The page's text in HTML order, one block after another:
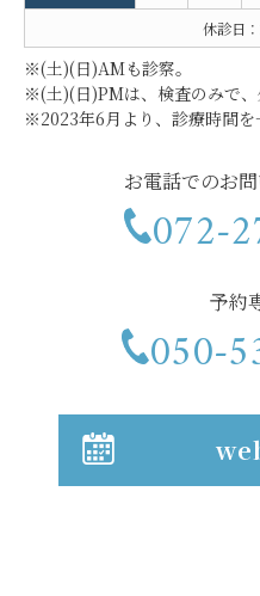
休診日
※(土)(日)AMも診察。
※(土)(日)PMは、検査のみで、
※2023年6月より、診療時間を
お電話でのお
072-
予約
050-